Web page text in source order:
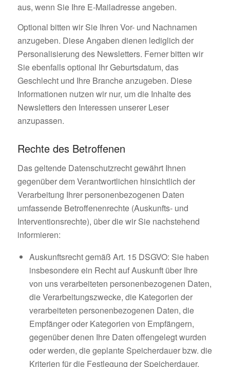
aus, wenn Sie Ihre E-Mailadresse angeben.
Optional bitten wir Sie Ihren Vor- und Nachnamen
anzugeben. Diese Angaben dienen lediglich der
Personalisierung des Newsletters. Ferner bitten wir
Sie ebenfalls optional Ihr Geburtsdatum, das
Geschlecht und Ihre Branche anzugeben. Diese
Informationen nutzen wir nur, um die Inhalte des
Newsletters den Interessen unserer Leser
anzupassen.
Rechte des Betroffenen
Das geltende Datenschutzrecht gewährt Ihnen
gegenüber dem Verantwortlichen hinsichtlich der
Verarbeitung Ihrer personenbezogenen Daten
umfassende Betroffenenrechte (Auskunfts- und
Interventionsrechte), über die wir Sie nachstehend
informieren:
Auskunftsrecht gemäß Art. 15 DSGVO: Sie haben
insbesondere ein Recht auf Auskunft über Ihre
von uns verarbeiteten personenbezogenen Daten,
die Verarbeitungszwecke, die Kategorien der
verarbeiteten personenbezogenen Daten, die
Empfänger oder Kategorien von Empfängern,
gegenüber denen Ihre Daten offengelegt wurden
oder werden, die geplante Speicherdauer bzw. die
Kriterien für die Festlegung der Speicherdauer,